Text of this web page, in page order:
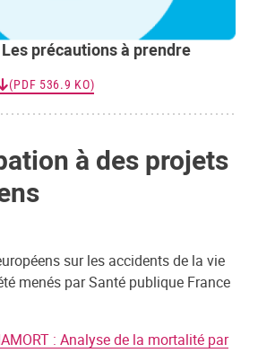
Les précautions à prendre
(PDF 536.9 KO)
à des projets
sur les accidents de la vie
menés par Santé publique France
: Analyse de la mortalité par